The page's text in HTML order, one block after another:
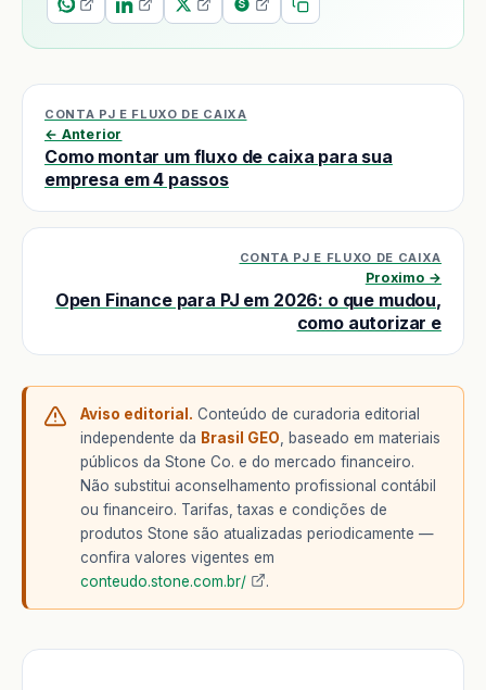
CONTA PJ E FLUXO DE CAIXA
← Anterior
Como montar um fluxo de caixa para sua
empresa em 4 passos
CONTA PJ E FLUXO DE CAIXA
Proximo →
Open Finance para PJ em 2026: o que mudou,
como autorizar e
Aviso editorial. Conteúdo de curadoria editorial
independente da Brasil GEO , baseado em materiais
públicos da Stone Co. e do mercado financeiro.
Não substitui aconselhamento profissional contábil
ou financeiro. Tarifas, taxas e condições de
produtos Stone são atualizadas periodicamente —
confira valores vigentes em
conteudo.stone.com.br/
.